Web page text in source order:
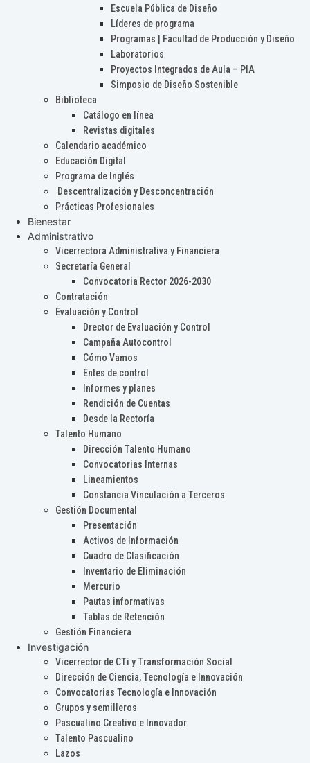
Escuela Pública de Diseño
Líderes de programa
Programas | Facultad de Producción y Diseño
Laboratorios
Proyectos Integrados de Aula – PIA
Simposio de Diseño Sostenible
Biblioteca
Catálogo en línea
Revistas digitales
Calendario académico
Educación Digital
Programa de Inglés
Descentralización y Desconcentración
Prácticas Profesionales
Bienestar
Administrativo
Vicerrectora Administrativa y Financiera
Secretaría General
Convocatoria Rector 2026-2030
Contratación
Evaluación y Control
Drector de Evaluación y Control
Campaña Autocontrol
Cómo Vamos
Entes de control
Informes y planes
Rendición de Cuentas
Desde la Rectoría
Talento Humano
Dirección Talento Humano
Convocatorias Internas
Lineamientos
Constancia Vinculación a Terceros
Gestión Documental
Presentación
Activos de Información
Cuadro de Clasificación
Inventario de Eliminación
Mercurio
Pautas informativas
Tablas de Retención
Gestión Financiera
Investigación
Vicerrector de CTi y Transformación Social
Dirección de Ciencia, Tecnología e Innovación
Convocatorias Tecnología e Innovación
Grupos y semilleros
Pascualino Creativo e Innovador
Talento Pascualino
Lazos